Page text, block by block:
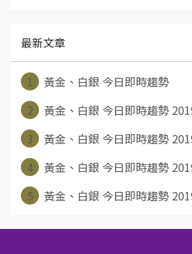
最新文章
1
黃金、白銀 今日即時趨勢
2
黃金、白銀 今日即時趨勢
3
黃金、白銀 今日即時趨勢
4
黃金、白銀 今日即時趨勢
5
黃金、白銀 今日即時趨勢